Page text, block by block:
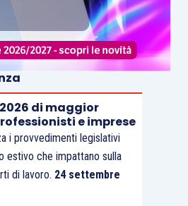
di maggior
e imprese
i provvedimenti legislativi
estivo che impattano sulla
di lavoro. 24 settembre